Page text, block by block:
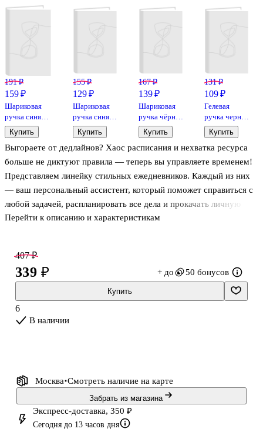
Выгораете от дедлайнов? Хаос расписания и нехватка ресурса
больше не диктуют правила — теперь вы управляете временем!
Представляем линейку стильных ежедневников. Каждый из них
— ваш персональный ассистент, который поможет справиться с
любой задачей, распланировать все дела и прокачать личную
продуктивность.
Перейти к описанию и характеристикам
191 ₽
159 ₽
Шариковая
ручка синяя
0,7 мм, BPS-
GP-F L, Pilot
Купить
155 ₽
129 ₽
Шариковая
ручка синяя
0,5 мм, MC
Gold,
MunHwa
Купить
167 ₽
139 ₽
Шариковая
ручка чёрная
автоматическая
1 мм, K15,
Schneider
Купить
131 ₽
109 ₽
Гелевая
ручка черная
0,5 мм, Basic,
Schiller
Купить
407 ₽
339 ₽ + до 50 бонусов
Купить
6
В наличии
Москва Смотреть наличие на карте
Забрать из магазина
Экспресс-доставка, 350 ₽
Сегодня до 13 часов дня